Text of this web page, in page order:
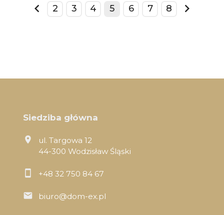
prev
2 3 4 5 6 7 8
next
Siedziba główna
ul. Targowa 12
44-300 Wodzisław Śląski
+48 32 750 84 67
biuro@dom-ex.pl